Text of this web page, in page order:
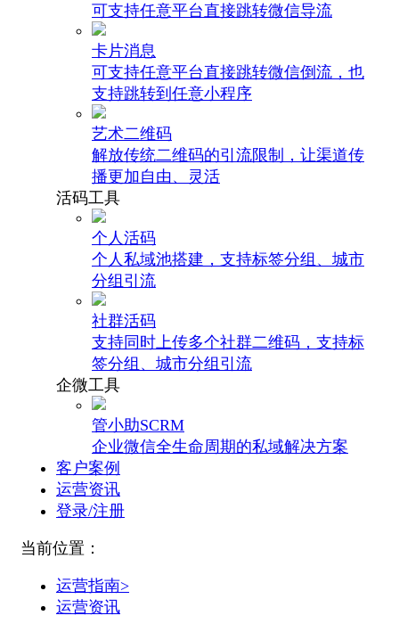
可支持任意平台直接跳转微信导流
卡片消息
可支持任意平台直接跳转微信倒流，也
支持跳转到任意小程序
艺术二维码
解放传统二维码的引流限制，让渠道传
播更加自由、灵活
活码工具
个人活码
个人私域池搭建，支持标签分组、城市
分组引流
社群活码
支持同时上传多个社群二维码，支持标
签分组、城市分组引流
企微工具
管小助SCRM
企业微信全生命周期的私域解决方案
客户案例
运营资讯
登录/注册
当前位置：
运营指南>
运营资讯